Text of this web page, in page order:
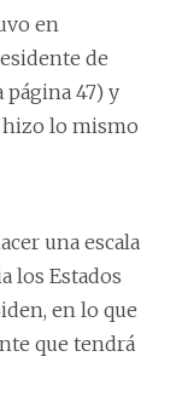
en
de
página 47) y
hizo lo mismo
una escala
los Estados
en lo que
que tendrá